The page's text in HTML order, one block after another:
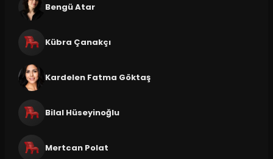
Bengü Atar
Kübra Çanakçı
Kardelen Fatma Göktaş
Bilal Hüseyinoğlu
Mertcan Polat